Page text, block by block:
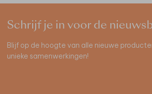
Schrijf je in voor de
Blijf op de hoogte van alle nieuwe
unieke samenwerkingen!